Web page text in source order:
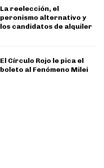
La reelección, el
peronismo alternativo y
los candidatos de alquiler
El Círculo Rojo le pica el
boleto al Fenómeno Milei